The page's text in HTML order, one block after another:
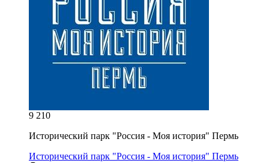
9 210
Исторический парк "Россия - Моя история" Пермь
Исторический парк "Россия - Моя история" Пермь